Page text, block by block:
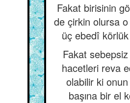
Fakat birisinin
de çirkin olursa
üç ebedî körlük
Fakat
hacetleri reva
olabilir ki
başına bir el